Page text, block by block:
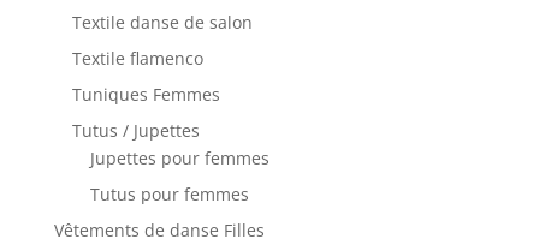
Textile danse de salon
Textile flamenco
Tuniques Femmes
Tutus / Jupettes
Jupettes pour femmes
Tutus pour femmes
Vêtements de danse Filles